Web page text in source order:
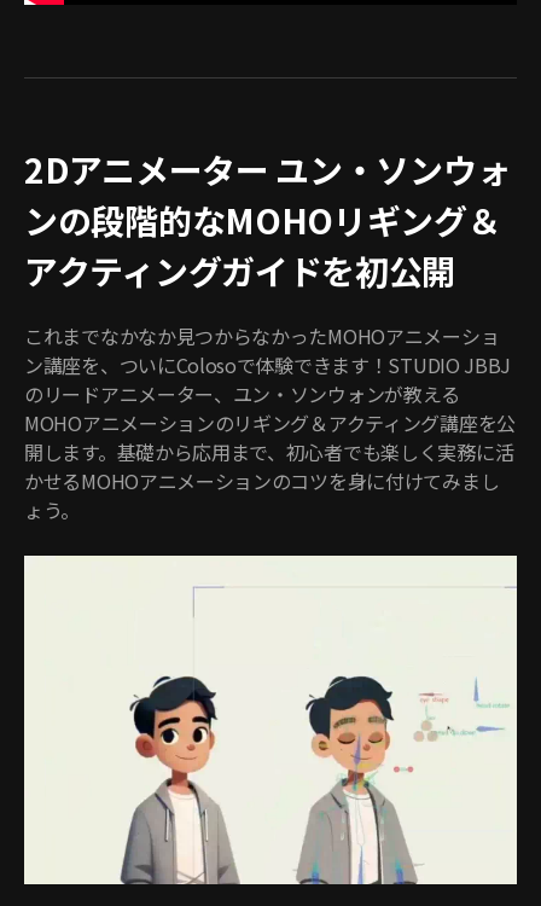
2Dアニメーター ユン・ソンウォ
ンの段階的なMOHOリギング＆
アクティングガイドを初公開
これまでなかなか見つからなかったMOHOアニメーショ
ン講座を、ついにColosoで体験できます！STUDIO JBBJ
のリードアニメーター、ユン・ソンウォンが教える
MOHOアニメーションのリギング＆アクティング講座を公
開します。基礎から応用まで、初心者でも楽しく実務に活
かせるMOHOアニメーションのコツを身に付けてみまし
ょう。